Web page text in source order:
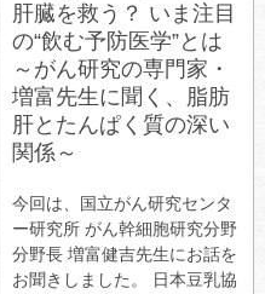
肝臓を救う？ いま注目
の“飲む予防医学”とは
～がん研究の専門家・
増富先生に聞く、脂肪
肝とたんぱく質の深い
関係～
今回は、国立がん研究センタ
ー研究所 がん幹細胞研究分野
分野長 増富健吉先生にお話を
お聞きしました。 日本豆乳協